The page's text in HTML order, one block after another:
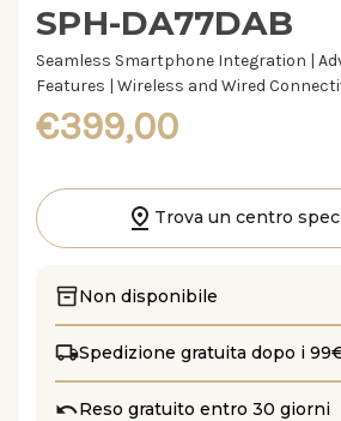
SPH-DA77DAB
Seamless Smartphone Integration |
Features | Wireless and Wired
€399,00
Trova un centro
Non disponibile
Spedizione gratuita dopo i
Reso gratuito entro 30 giorni